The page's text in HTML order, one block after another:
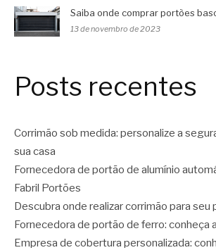
Saiba onde comprar portões
13 de novembro de 2023
Posts recentes
Corrimão sob medida: personalize a
sua casa
Fornecedora de portão de alumínio
Fabril Portões
Descubra onde realizar corrimão para seu
Fornecedora de portão de ferro: conheça
Empresa de cobertura personalizada: